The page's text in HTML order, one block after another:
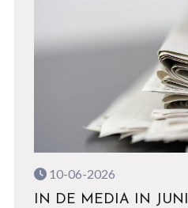
10-06-2026
IN DE MEDIA IN JUNI